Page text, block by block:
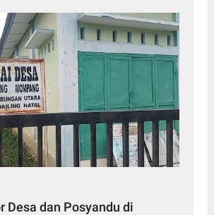
Desa dan Posyandu di